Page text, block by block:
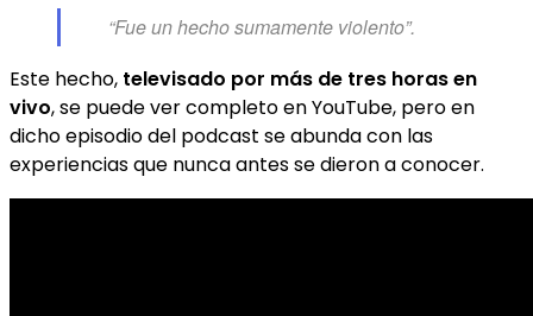
“Fue un hecho sumamente violento”.
Este hecho, televisado por más de tres horas en
vivo, se puede ver completo en YouTube, pero en
dicho episodio del podcast se abunda con las
experiencias que nunca antes se dieron a conocer.